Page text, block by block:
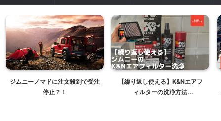
ジムニーノマドに注文殺到で受注
停止？！
【繰り返し使える】K&Nエアフ
ィルターの洗浄方法